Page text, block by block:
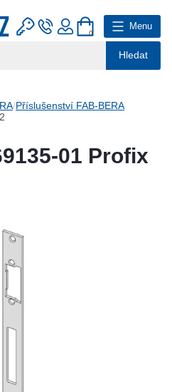
Hledat
0
Menu
Příslušenství FAB-BERA
01 Profix